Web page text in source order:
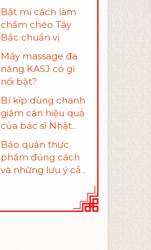
Bật mí cách làm
chẩm chéo Tây
Bắc chuẩn vị
Máy massage đa
năng KASJ có gì
nổi bật?
Bí kíp dùng chanh
giảm cân hiệu quả
của bác sĩ Nhật
Bản
Bảo quản thực
phẩm đúng cách
và những lưu ý cần